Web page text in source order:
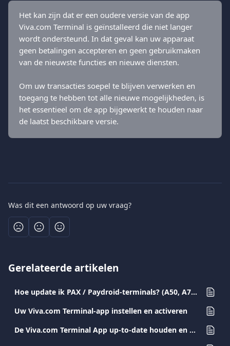
Het kan zijn dat er een oudere versie van de app
Viva.com Terminal is geïnstalleerd die niet langer
wordt ondersteund. In dat geval kan uw apparaat
geen betalingen accepteren en geen gebruikmaken
van de nieuwste functies en nieuwe diensten.
Om uw transacties soepel te blijven verwerken en
toegang te hebben tot alle nieuwe mogelijkheden, is
het essentieel om de app bijgewerkt te houden naar
de laatst beschikbare versie.
Was dit een antwoord op uw vraag?
Gerelateerde artikelen
Hoe update ik PAX / Paydroid-terminals? (A50, A77, A80, A910, A920, A920PRO)
Uw Viva.com Terminal-app instellen en activeren
De Viva.com Terminal App up-to-date houden en veelvoorkomende problemen oplossen